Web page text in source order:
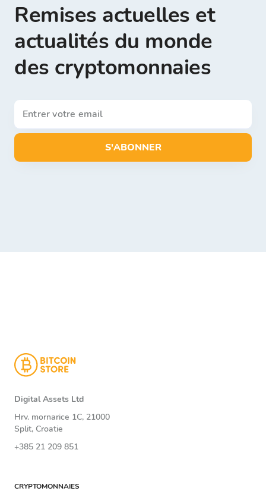
Remises actuelles et
actualités du monde
des cryptomonnaies
S'ABONNER
Digital Assets Ltd
Hrv. mornarice 1C, 21000
Split, Croatie
+385 21 209 851
CRYPTOMONNAIES